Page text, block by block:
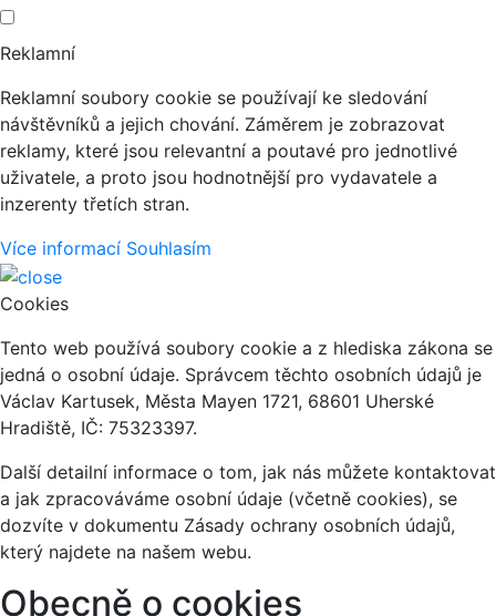
Reklamní
Reklamní soubory cookie se používají ke sledování
návštěvníků a jejich chování. Záměrem je zobrazovat
reklamy, které jsou relevantní a poutavé pro jednotlivé
uživatele, a proto jsou hodnotnější pro vydavatele a
inzerenty třetích stran.
Více informací Souhlasím
Cookies
Tento web používá soubory cookie a z hlediska zákona se
jedná o osobní údaje. Správcem těchto osobních údajů je
Václav Kartusek, Města Mayen 1721, 68601 Uherské
Hradiště, IČ: 75323397.
Další detailní informace o tom, jak nás můžete kontaktovat
a jak zpracováváme osobní údaje (včetně cookies), se
dozvíte v dokumentu Zásady ochrany osobních údajů,
který najdete na našem webu.
Obecně o cookies